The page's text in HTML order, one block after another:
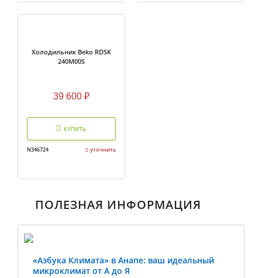
Холодильник Beko RDSK
240M00S
39 600 ₽
КУПИТЬ
N346724 уточнить
ПОЛЕЗНАЯ ИНФОРМАЦИЯ
«Азбука Климата» в Анапе: ваш идеальный
микроклимат от А до Я
Previous